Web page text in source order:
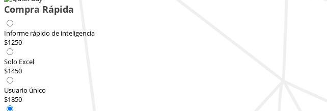
Compra Rápida
Informe rápido de inteligencia
$1250
Solo Excel
$1450
Usuario único
$1850